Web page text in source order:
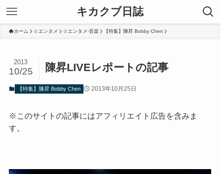
キカクブ日誌
ホーム ☆エンタメ ☆エンタメ-音楽 【特集】陳昇 Bobby Chen
陳昇LIVEレポートの記事
2013
10/25
【特集】陳昇 Bobby Chen 2013年10月25日
※このサイトの記事にはアフィリエイト広告を含みま
す。